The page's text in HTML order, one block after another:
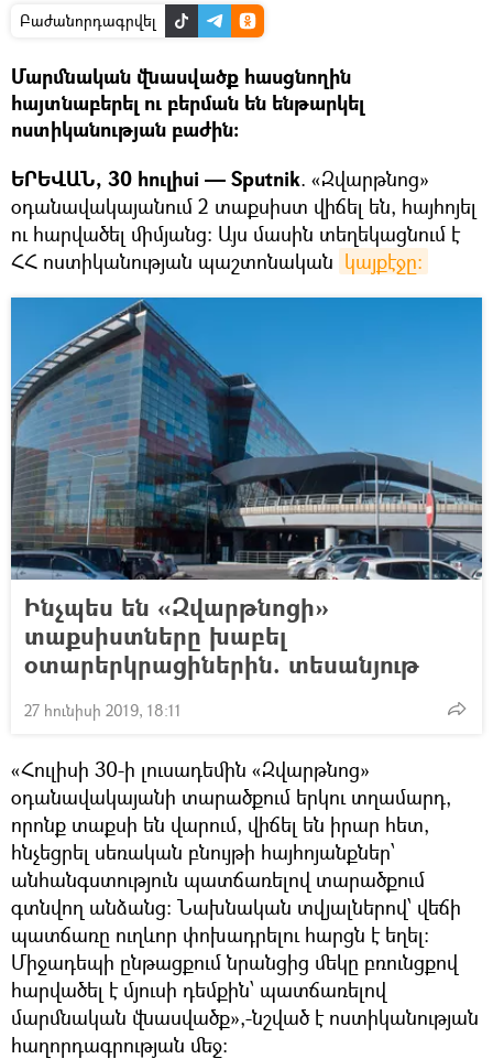
Բաժանորդագրվել
Մարմնական վնասվածք հասցնողին
հայտնաբերել ու բերման են ենթարկել
ոստիկանության բաժին։
ԵՐԵՎԱՆ, 30 hուլիսi — Sputnik. «Զվարթնոց»
օդանավակայանում 2 տաքսիստ վիճել են, հայհոյել
ու հարվածել միմյանց: Այս մասին տեղեկացնում է
ՀՀ ոստիկանության պաշտոնական կայքէջը:
Ինչպես են «Զվարթնոցի»
տաքսիստները խաբել
օտարերկրացիներին. տեսանյութ
27 հունիսի 2019, 18:11
«Հուլիսի 30-ի լուսադեմին «Զվարթնոց»
օդանավակայանի տարածքում երկու տղամարդ,
որոնք տաքսի են վարում, վիճել են իրար հետ,
հնչեցրել սեռական բնույթի հայհոյանքներ՝
անհանգստություն պատճառելով տարածքում
գտնվող անձանց։ Նախնական տվյալներով՝ վեճի
պատճառը ուղևոր փոխադրելու հարցն է եղել։
Միջադեպի ընթացքում նրանցից մեկը բռունցքով
հարվածել է մյուսի դեմքին՝ պատճառելով
մարմնական վնասվածք»,-նշված է ոստիկանության
հաղորդագրության մեջ։